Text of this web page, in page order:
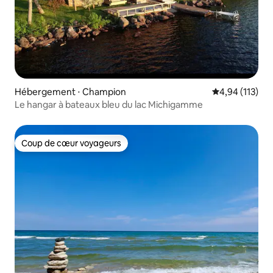
Hébergement ⋅ Champion Évaluation
4,94 (113)
Le hangar à bateaux bleu du lac Michigamme
Coup de cœur voyageurs
Coup de cœur voyageurs